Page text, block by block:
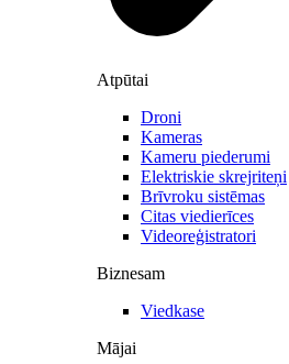
Atpūtai
Droni
Kameras
Kameru piederumi
Elektriskie skrejriteņi
Brīvroku sistēmas
Citas viedierīces
Videoreģistratori
Biznesam
Viedkase
Mājai